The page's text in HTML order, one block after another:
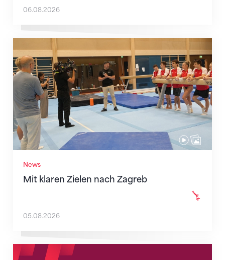
06.08.2026
News
Mit klaren Zielen nach Zagreb
Mit klaren Zielen nach Zagreb
05.08.2026
Neue Empfangszeiten ab 1. August 2026